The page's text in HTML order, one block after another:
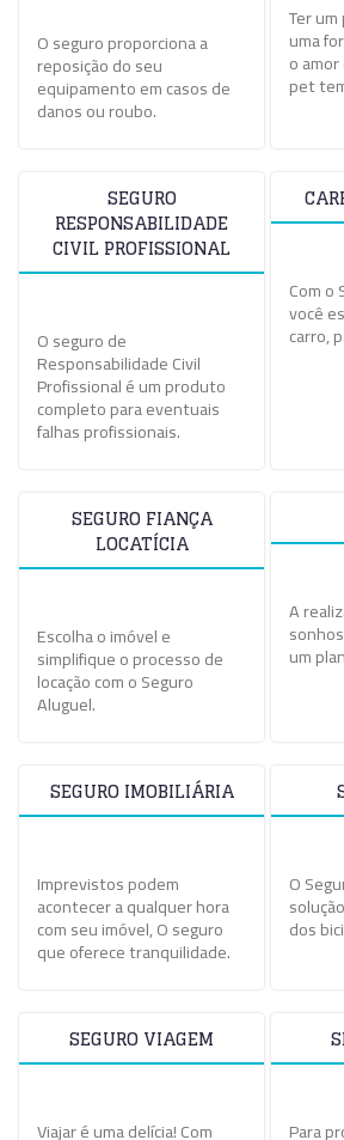
O seguro proporciona a
reposição do seu
equipamento em casos de
danos ou roubo.
Ter
uma
o
pet
SEGURO
RESPONSABILIDADE
CIVIL PROFISSIONAL
O seguro de
Responsabilidade Civil
Profissional é um produto
completo para eventuais
falhas profissionais.
Com o
você
carro,
SEGURO FIANÇA
LOCATÍCIA
Escolha o imóvel e
simplifique o processo de
locação com o Seguro
Aluguel.
A
um
SEGURO IMOBILIÁRIA
Imprevistos podem
acontecer a qualquer hora
com seu imóvel, O seguro
que oferece tranquilidade.
O
dos
SEGURO VIAGEM
Viajar é uma delícia! Com Para